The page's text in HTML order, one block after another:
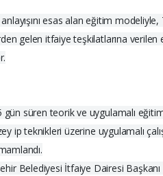
esas alan eğitim
gelen itfaiye teşkilatlarına verilen
süren teorik ve uygulamalı
teknikleri üzerine uygulamalı
Belediyesi İtfaiye Dairesi